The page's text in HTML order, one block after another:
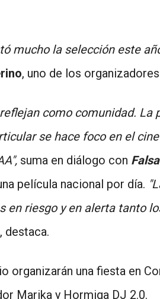
mucho la selección este
, uno de los
como comunidad.
se hace foco en el
suma en diálogo con
película nacional por día.
en riesgo y en alerta tanto
destaca.
organizarán una fiesta en
Marika y Hormiga DJ 2.0.